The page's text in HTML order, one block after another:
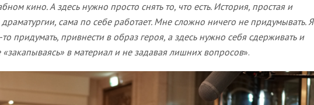
кино. А здесь нужно просто снять то, что есть. История, простая и
драматургии, сама по себе работает. Мне сложно ничего не придумывать. Я
придумать, привнести в образ героя, а здесь нужно себя сдерживать и
в материал и не задавая лишних вопросов».